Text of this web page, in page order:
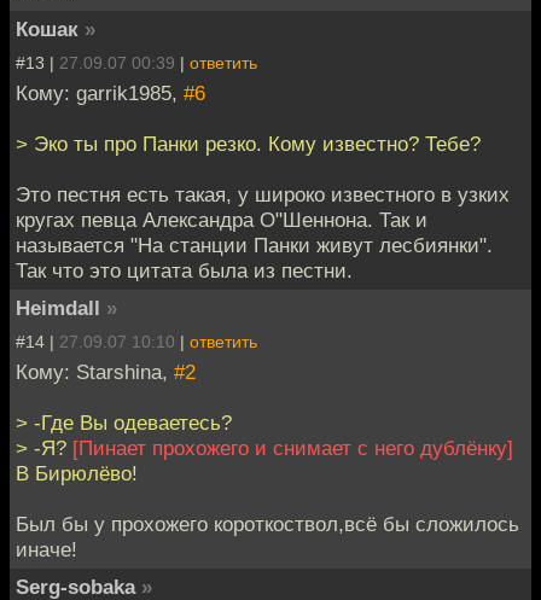
Кошак »
#13 | 27.09.07 00:39 | ответить
Кому: garrik1985, #6
> Эко ты про Панки резко. Кому известно? Тебе?
Это пестня есть такая, у широко известного в узких
кругах певца Александра О"Шеннона. Так и
называется "На станции Панки живут лесбиянки".
Так что это цитата была из пестни.
Heimdall »
#14 | 27.09.07 10:10 | ответить
Кому: Starshina, #2
> -Где Вы одеваетесь?
> -Я? [Пинает прохожего и снимает с него дублёнку]
В Бирюлёво!
Был бы у прохожего короткоствол,всё бы сложилось
иначе!
Serg-sobaka »